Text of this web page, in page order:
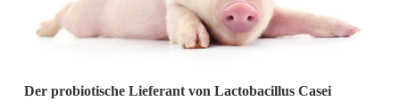
Der probiotische Lieferant von Lactobacillus Casei